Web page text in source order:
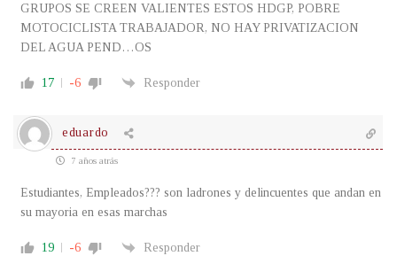
GRUPOS SE CREEN VALIENTES ESTOS HDGP, POBRE
MOTOCICLISTA TRABAJADOR, NO HAY PRIVATIZACION
DEL AGUA PEND…OS
17 -6 Responder
eduardo
7 años atrás
Estudiantes, Empleados??? son ladrones y delincuentes que andan en
su mayoria en esas marchas
19 -6 Responder